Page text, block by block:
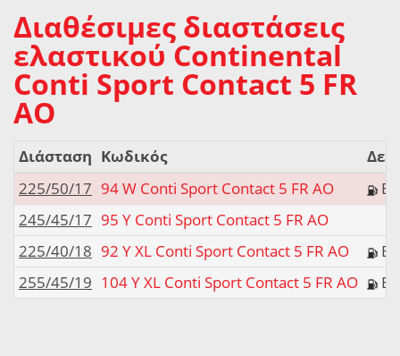
Διαθέσιμες διαστάσεις
ελαστικού Continental
Conti Sport Contact 5 FR
AO
Διάσταση Κωδικός
225/50/17 94 W Conti Sport Contact 5 FR AO
E
245/45/17 95 Y Conti Sport Contact 5 FR AO
225/40/18 92 Y XL Conti Sport Contact 5 FR AO
E
255/45/19 104 Y XL Conti Sport Contact 5 FR AO E